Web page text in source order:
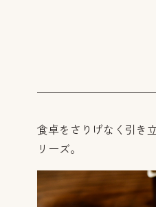
食卓をさりげなく引き
リーズ。